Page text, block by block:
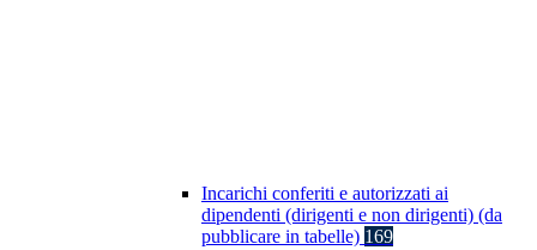
Incarichi conferiti e autorizzati ai
dipendenti (dirigenti e non dirigenti) (da
pubblicare in tabelle) 169